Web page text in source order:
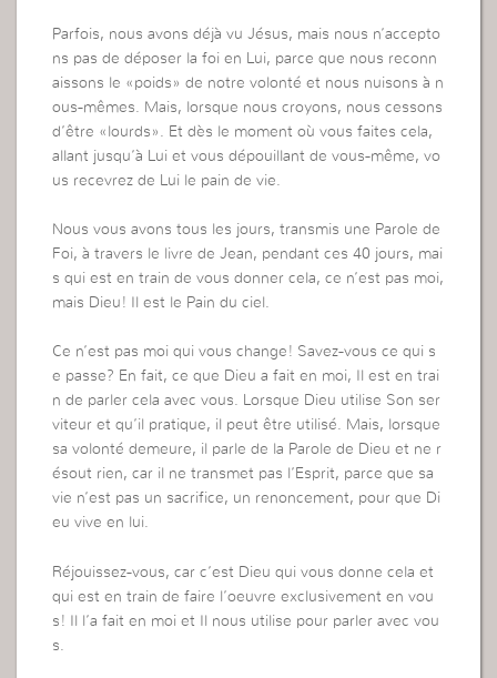
Parfois, nous avons déjà vu Jésus, mais nous n’accepto
ns pas de déposer la foi en Lui, parce que nous reconn
aissons le «poids» de notre volonté et nous nuisons à n
ous-mêmes. Mais, lorsque nous croyons, nous cessons
d’être «lourds». Et dès le moment où vous faites cela,
allant jusqu’à Lui et vous dépouillant de vous-même, vo
us recevrez de Lui le pain de vie.
Nous vous avons tous les jours, transmis une Parole de
Foi, à travers le livre de Jean, pendant ces 40 jours, mai
s qui est en train de vous donner cela, ce n’est pas moi,
mais Dieu! Il est le Pain du ciel.
Ce n’est pas moi qui vous change! Savez-vous ce qui s
e passe? En fait, ce que Dieu a fait en moi, Il est en trai
n de parler cela avec vous. Lorsque Dieu utilise Son ser
viteur et qu’il pratique, il peut être utilisé. Mais, lorsque
sa volonté demeure, il parle de la Parole de Dieu et ne r
ésout rien, car il ne transmet pas l’Esprit, parce que sa
vie n’est pas un sacrifice, un renoncement, pour que Di
eu vive en lui.
Réjouissez-vous, car c’est Dieu qui vous donne cela et
qui est en train de faire l’oeuvre exclusivement en vou
s! Il l’a fait en moi et Il nous utilise pour parler avec vou
s.